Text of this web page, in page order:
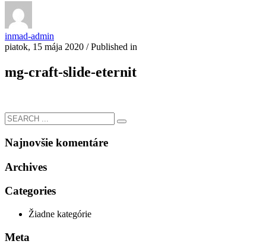
inmad-admin
piatok, 15 mája 2020 /Published in
mg-craft-slide-eternit
Najnovšie komentáre
Archives
Categories
Žiadne kategórie
Meta